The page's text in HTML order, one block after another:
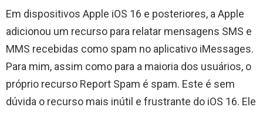
Em dispositivos Apple iOS 16 e posteriores, a Apple
adicionou um recurso para relatar mensagens SMS e
MMS recebidas como spam no aplicativo iMessages.
Para mim, assim como para a maioria dos usuários, o
próprio recurso Report Spam é spam. Este é sem
dúvida o recurso mais inútil e frustrante do iOS 16. Ele